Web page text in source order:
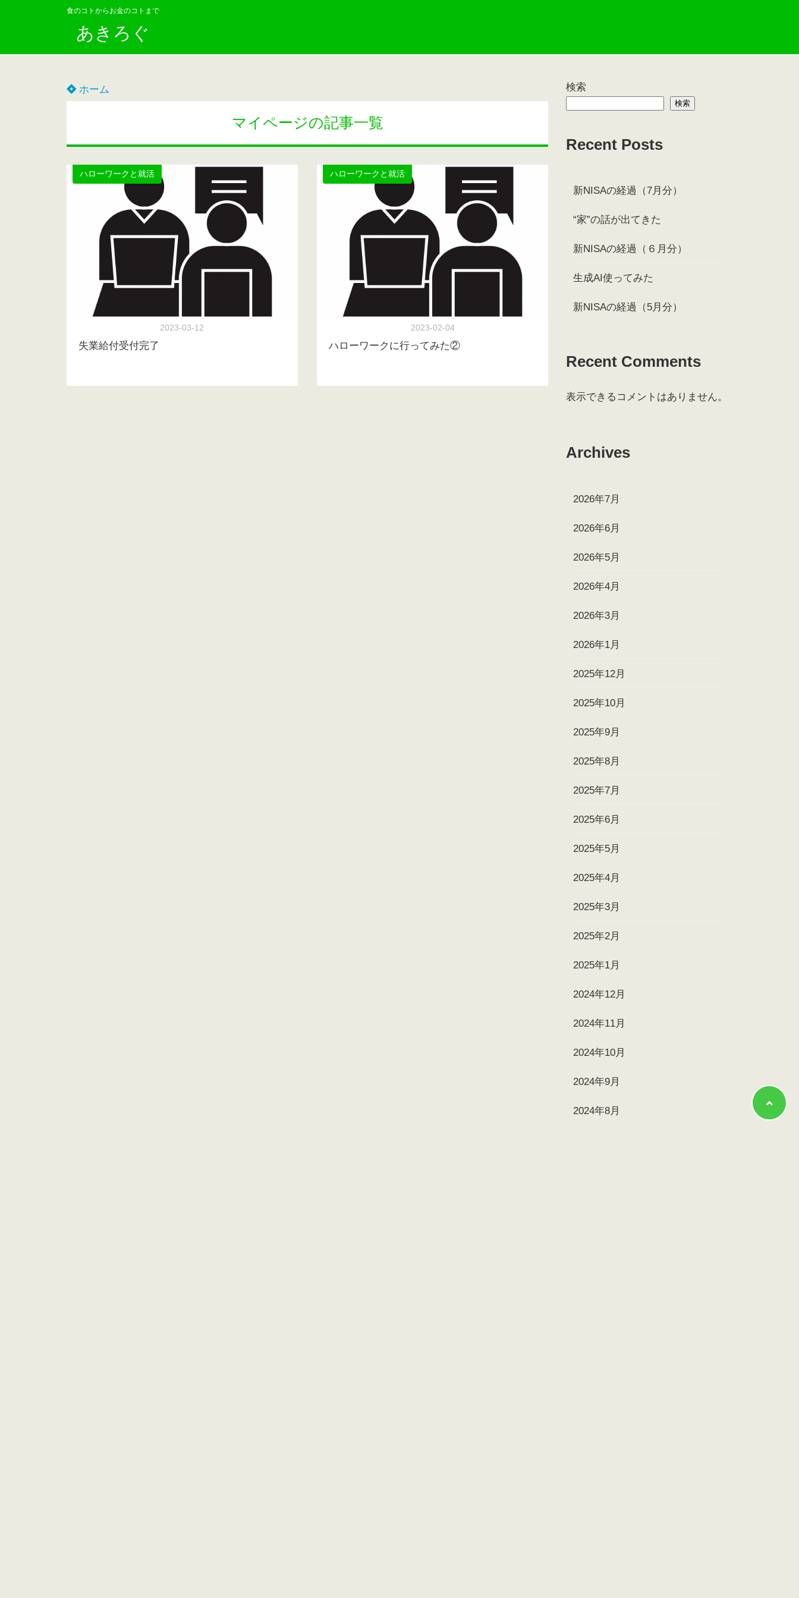
食のコトからお金のコトまで
あきろぐ
ホーム
マイページの記事一覧
ハローワークと就活
2023-03-12
失業給付受付完了
ハローワークと就活
2023-02-04
ハローワークに行ってみた②
検索
検索
Recent Posts
新NISAの経過（7月分）
“家”の話が出てきた
新NISAの経過（６月分）
生成AI使ってみた
新NISAの経過（5月分）
Recent Comments
表示できるコメントはありません。
Archives
2026年7月
2026年6月
2026年5月
2026年4月
2026年3月
2026年1月
2025年12月
2025年10月
2025年9月
2025年8月
2025年7月
2025年6月
2025年5月
2025年4月
2025年3月
2025年2月
2025年1月
2024年12月
2024年11月
2024年10月
2024年9月
2024年8月